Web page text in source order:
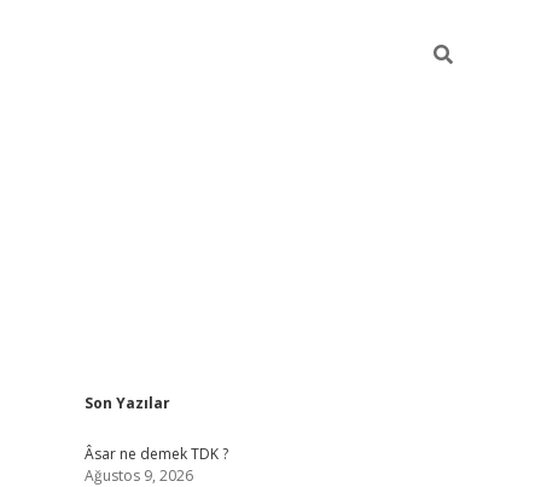
Sidebar
Son Yazılar
Âsar ne demek TDK ?
Ağustos 9, 2026